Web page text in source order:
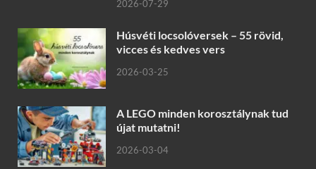
2026-07-29
Húsvéti locsolóversek – 55 rövid,
vicces és kedves vers
2026-03-25
A LEGO minden korosztálynak tud
újat mutatni!
2026-03-04